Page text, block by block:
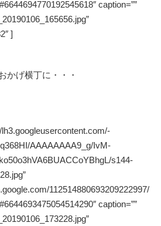
caption=””
]
かげ横丁に・・・
AAAAAAAA9_g/IvM-
s144-
112514880693209222997/
caption=””